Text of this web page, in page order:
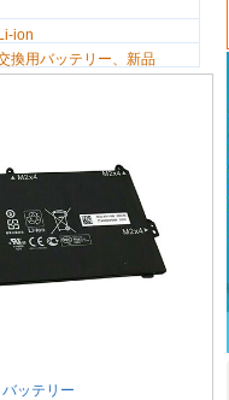
Li-ion
換用バッテリー、新品
ッテリー